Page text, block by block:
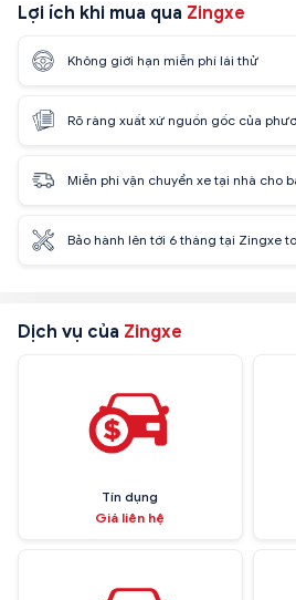
Lợi ích khi mua qua Zingxe
Không giới hạn miễn phí lái thử
Rõ ràng xuất xứ nguồn gốc của
Miễn phí vận chuyển xe tại nhà cho
Bảo hành lên tới 6 tháng tại Zingxe
Dịch vụ của Zingxe
Tín dụng
Giá liên hệ